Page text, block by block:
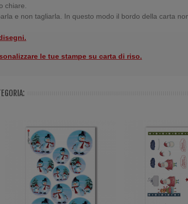
chiare.
e non tagliarla. In questo modo il bordo della carta
le tue stampe su carta di riso.